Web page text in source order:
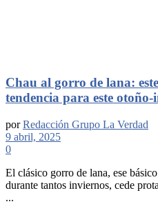
Chau al gorro de lana:
tendencia para este
por Redacción Grupo La Verdad
9 abril, 2025
0
El clásico gorro de lana, ese
durante tantos inviernos, cede
...